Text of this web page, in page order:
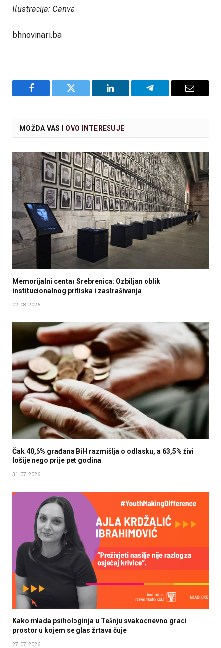
Ilustracija: Canva
bhnovinari.ba
Facebook Twitter LinkedIn Telegram Email
MOŽDA VAS I OVO INTERESUJE
Memorijalni centar Srebrenica: Ozbiljan oblik
institucionalnog pritiska i zastrašivanja
02.08.2026
Čak 40,6% građana BiH razmišlja o odlasku, a 63,5% živi
lošije nego prije pet godina
31.07.2026
Kako mlada psihologinja u Tešnju svakodnevno gradi
prostor u kojem se glas žrtava čuje
27.07.2026